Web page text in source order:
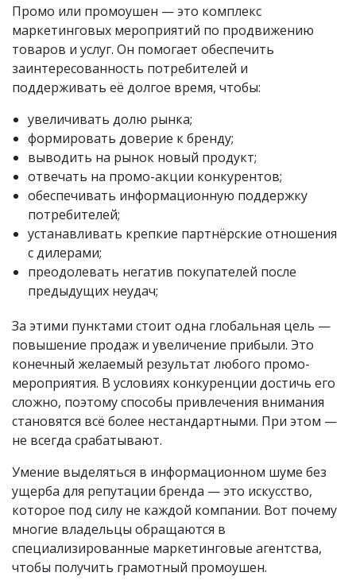
Промо или промоушен — это комплекс
маркетинговых мероприятий по продвижению
товаров и услуг. Он помогает обеспечить
заинтересованность потребителей и
поддерживать её долгое время, чтобы:
увеличивать долю рынка;
формировать доверие к бренду;
выводить на рынок новый продукт;
отвечать на промо-акции конкурентов;
обеспечивать информационную поддержку
потребителей;
устанавливать крепкие партнёрские отношения
с дилерами;
преодолевать негатив покупателей после
предыдущих неудач;
За этими пунктами стоит одна глобальная цель —
повышение продаж и увеличение прибыли. Это
конечный желаемый результат любого промо-
мероприятия. В условиях конкуренции достичь его
сложно, поэтому способы привлечения внимания
становятся всё более нестандартными. При этом —
не всегда срабатывают.
Умение выделяться в информационном шуме без
ущерба для репутации бренда — это искусство,
которое под силу не каждой компании. Вот почему
многие владельцы обращаются в
специализированные маркетинговые агентства,
чтобы получить грамотный промоушен.